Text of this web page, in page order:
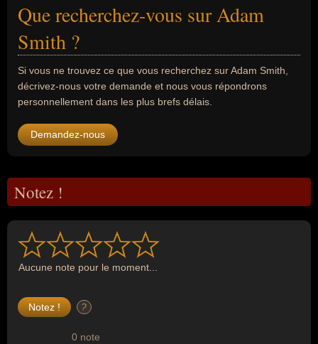
Que recherchez-vous sur Adam
Smith ?
Si vous ne trouvez ce que vous recherchez sur Adam Smith,
décrivez-nous votre demande et nous vous répondrons
personnellement dans les plus brefs délais.
Demandez-nous
Notez !
Aucune note pour le moment...
?
0 note